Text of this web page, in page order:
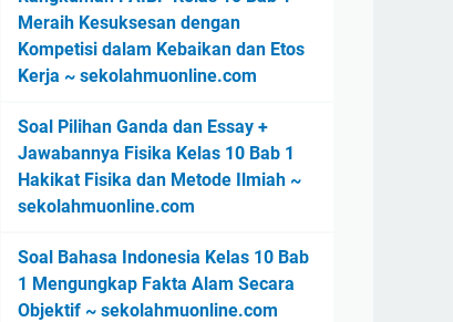
Meraih Kesuksesan dengan
Kompetisi dalam Kebaikan dan Etos
Kerja ~ sekolahmuonline.com
Soal Pilihan Ganda dan Essay +
Jawabannya Fisika Kelas 10 Bab 1
Hakikat Fisika dan Metode Ilmiah ~
sekolahmuonline.com
Soal Bahasa Indonesia Kelas 10 Bab
1 Mengungkap Fakta Alam Secara
Objektif ~ sekolahmuonline.com